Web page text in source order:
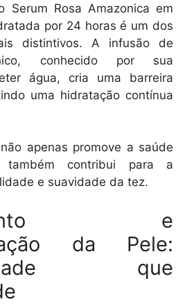
Serum Rosa Amazonica em
por 24 horas é um dos
distintivos. A infusão de
conhecido por sua
água, cria uma barreira
uma hidratação contínua
apenas promove a saúde
contribui para a
e suavidade da tez.
e
da Pele:
que